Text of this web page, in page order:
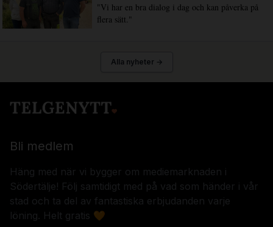
"Vi har en bra dialog i dag och kan påverka på
flera sätt."
Alla nyheter →
Bli medlem
Häng med när vi bygger om mediemarknaden i
Södertälje! Följ samtidigt med på vad som händer i vår
stad och ta del av fantastiska erbjudanden varje
löning. Helt gratis 🧡